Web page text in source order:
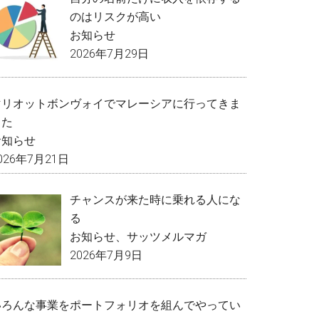
のはリスクが高い
お知らせ
2026年7月29日
オットボンヴォイでマレーシアに行ってきま
らせ
年7月21日
チャンスが来た時に乗れる人にな
る
お知らせ
サッツメルマガ
2026年7月9日
んな事業をポートフォリオを組んでやってい